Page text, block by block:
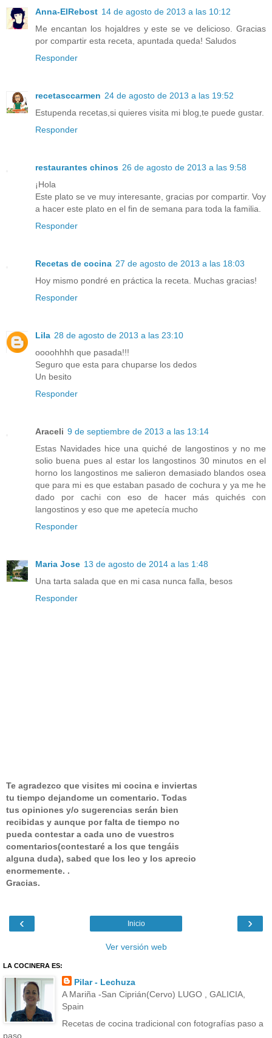
Anna-ElRebost 14 de agosto de 2013 a las 10:12
Me encantan los hojaldres y este se ve delicioso. Gracias
por compartir esta receta, apuntada queda! Saludos
Responder
recetasccarmen 24 de agosto de 2013 a las 19:52
Estupenda recetas,si quieres visita mi blog,te puede gustar.
Responder
restaurantes chinos 26 de agosto de 2013 a las 9:58
¡Hola
Este plato se ve muy interesante, gracias por compartir. Voy
a hacer este plato en el fin de semana para toda la familia.
Responder
Recetas de cocina 27 de agosto de 2013 a las 18:03
Hoy mismo pondré en práctica la receta. Muchas gracias!
Responder
Lila 28 de agosto de 2013 a las 23:10
oooohhhh que pasada!!!
Seguro que esta para chuparse los dedos
Un besito
Responder
Araceli 9 de septiembre de 2013 a las 13:14
Estas Navidades hice una quiché de langostinos y no me
solio buena pues al estar los langostinos 30 minutos en el
horno los langostinos me salieron demasiado blandos osea
que para mi es que estaban pasado de cochura y ya me he
dado por cachi con eso de hacer más quichés con
langostinos y eso que me apetecía mucho
Responder
Maria Jose 13 de agosto de 2014 a las 1:48
Una tarta salada que en mi casa nunca falla, besos
Responder
Te agradezco que visites mi cocina e inviertas
tu tiempo dejandome un comentario. Todas
tus opiniones y/o sugerencias serán bien
recibidas y aunque por falta de tiempo no
pueda contestar a cada uno de vuestros
comentarios(contestaré a los que tengáis
alguna duda), sabed que los leo y los aprecio
enormemente. .
Gracias.
‹ ›
Inicio
Ver versión web
LA COCINERA ES:
Pilar - Lechuza
A Mariña -San Ciprián(Cervo) LUGO , GALICIA,
Spain
Recetas de cocina tradicional con fotografías paso a
paso